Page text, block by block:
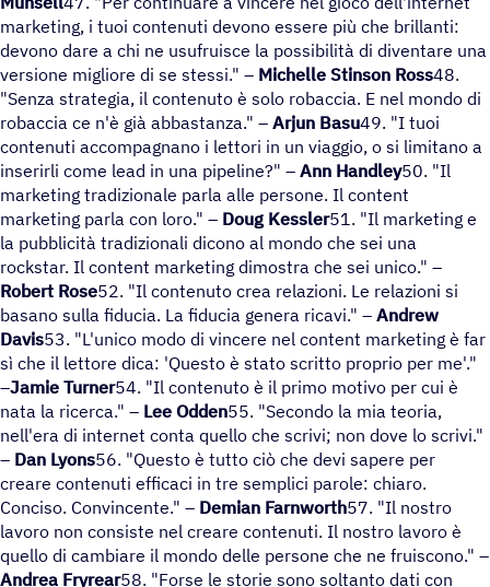
marketing, i tuoi contenuti devono essere più che brillanti:
devono dare a chi ne usufruisce la possibilità di diventare una
versione migliore di se stessi." – Michelle Stinson Ross48.
"Senza strategia, il contenuto è solo robaccia. E nel mondo di
robaccia ce n'è già abbastanza." – Arjun Basu49. "I tuoi
contenuti accompagnano i lettori in un viaggio, o si limitano a
inserirli come lead in una pipeline?" – Ann Handley50. "Il
marketing tradizionale parla alle persone. Il content
marketing parla con loro." – Doug Kessler51. "Il marketing e
la pubblicità tradizionali dicono al mondo che sei una
rockstar. Il content marketing dimostra che sei unico." –
Robert Rose52. "Il contenuto crea relazioni. Le relazioni si
basano sulla fiducia. La fiducia genera ricavi." – Andrew
Davis53. "L'unico modo di vincere nel content marketing è far
sì che il lettore dica: 'Questo è stato scritto proprio per me'."
–Jamie Turner54. "Il contenuto è il primo motivo per cui è
nata la ricerca." – Lee Odden55. "Secondo la mia teoria,
nell'era di internet conta quello che scrivi; non dove lo scrivi."
– Dan Lyons56. "Questo è tutto ciò che devi sapere per
creare contenuti efficaci in tre semplici parole: chiaro.
Conciso. Convincente." – Demian Farnworth57. "Il nostro
lavoro non consiste nel creare contenuti. Il nostro lavoro è
quello di cambiare il mondo delle persone che ne fruiscono." –
Andrea Fryrear58. "Forse le storie sono soltanto dati con